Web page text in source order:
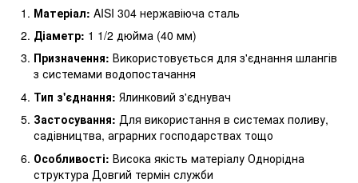
Матеріал: AISI 304 нержавіюча сталь
Діаметр: 1 1/2 дюйма (40 мм)
Призначення: Використовується для з'єднання шлангів
з системами водопостачання
Тип з'єднання: Ялинковий з'єднувач
Застосування: Для використання в системах поливу,
садівництва, аграрних господарствах тощо
Особливості: Висока якість матеріалу Однорідна
структура Довгий термін служби